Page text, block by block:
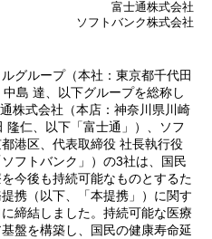
富士通株式会社
ソフトバンク株式会社
グループ（本社：東京都千代田
島 達、以下グループを総称し
株式会社（本店：神奈川県川崎
隆仁、以下「富士通」）、ソフ
港区、代表取締役 社長執行役
フトバンク」）の3社は、国民
今後も持続可能なものとするた
携（以下、「本提携」）に関す
締結しました。持続可能な医療
盤を構築し、国民の健康寿命延